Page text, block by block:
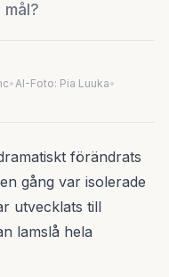
•AI-Foto: Pia Luuka•
förändrats
gång var isolerade
utvecklats till
lamslå hela